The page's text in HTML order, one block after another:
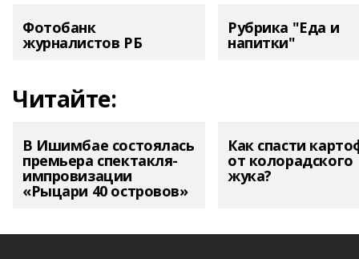
Фотобанк
журналистов РБ
Рубрика "Еда и
напитки"
Читайте:
В Ишимбае состоялась
премьера спектакля-
импровизации
«Рыцари 40 островов»
Как спасти
от колорадского
жука?